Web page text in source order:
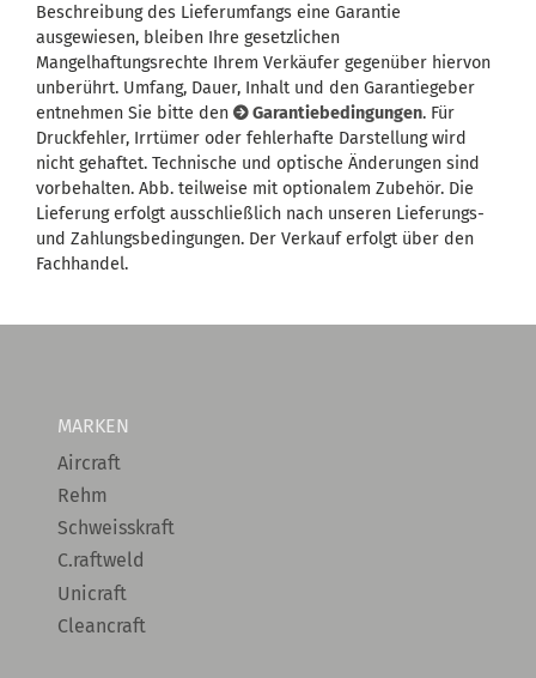
Beschreibung des Lieferumfangs eine Garantie
ausgewiesen, bleiben Ihre gesetzlichen
Mangelhaftungsrechte Ihrem Verkäufer gegenüber hiervon
unberührt. Umfang, Dauer, Inhalt und den Garantiegeber
entnehmen Sie bitte den
Garantiebedingungen. Für
Druckfehler, Irrtümer oder fehlerhafte Darstellung wird
nicht gehaftet. Technische und optische Änderungen sind
vorbehalten. Abb. teilweise mit optionalem Zubehör. Die
Lieferung erfolgt ausschließlich nach unseren Lieferungs-
und Zahlungsbedingungen. Der Verkauf erfolgt über den
Fachhandel.
MARKEN
Aircraft
Rehm
Schweisskraft
C.raftweld
Unicraft
Cleancraft